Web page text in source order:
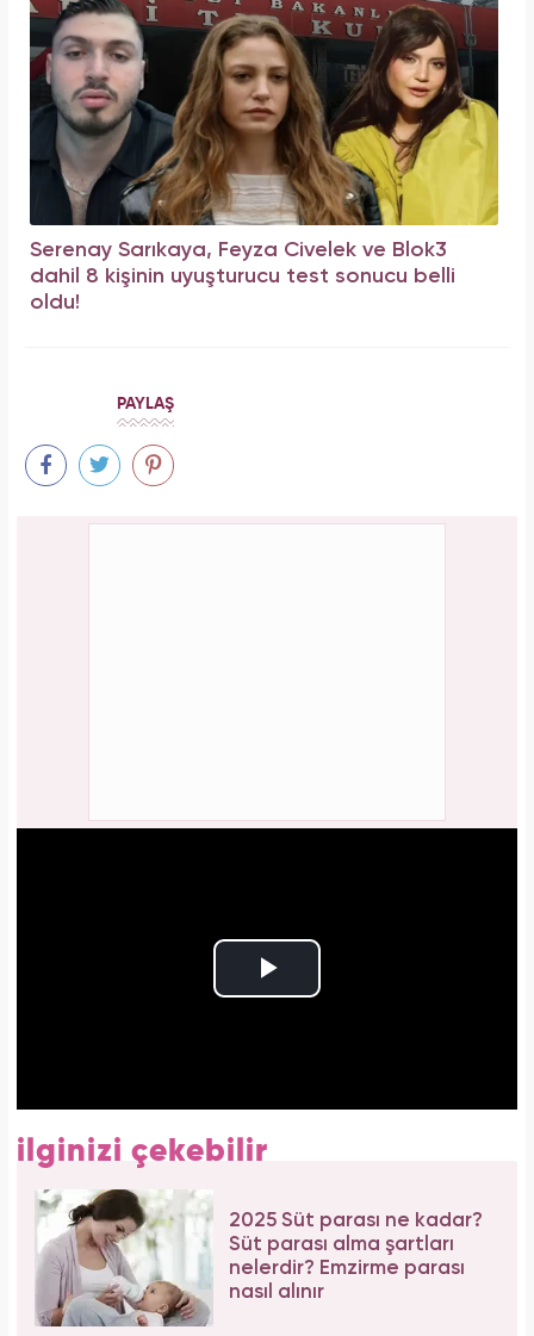
Serenay Sarıkaya, Feyza Civelek ve Blok3
dahil 8 kişinin uyuşturucu test sonucu belli
oldu!
PAYLAŞ
ilginizi çekebilir
2025 Süt parası ne kadar?
Süt parası alma şartları
nelerdir? Emzirme parası
nasıl alınır